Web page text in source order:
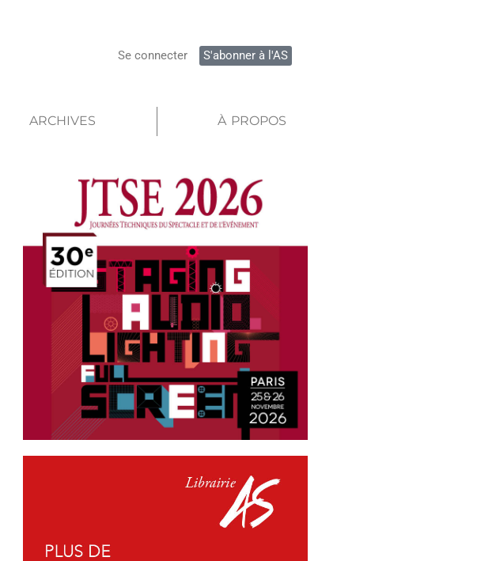
Se connecter S'abonner à l'AS
ARCHIVES À PROPOS